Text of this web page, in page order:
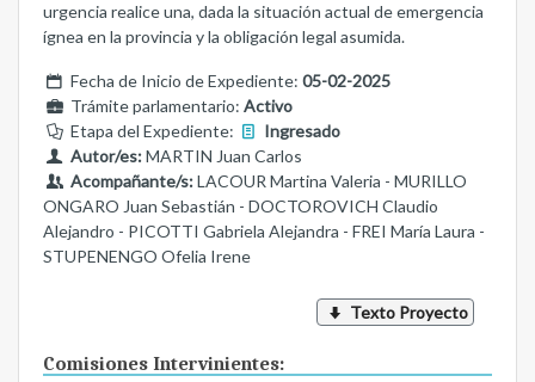
urgencia realice una, dada la situación actual de emergencia
ígnea en la provincia y la obligación legal asumida.
Fecha de Inicio de Expediente: 05-02-2025
Trámite parlamentario: Activo
Etapa del Expediente:
Ingresado
Autor/es:MARTIN Juan Carlos
Acompañante/s:LACOUR Martina Valeria - MURILLO
ONGARO Juan Sebastián - DOCTOROVICH Claudio
Alejandro - PICOTTI Gabriela Alejandra - FREI María Laura -
STUPENENGO Ofelia Irene
Texto Proyecto
Comisiones Intervinientes: